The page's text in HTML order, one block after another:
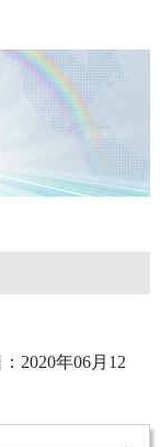
2020年06月12